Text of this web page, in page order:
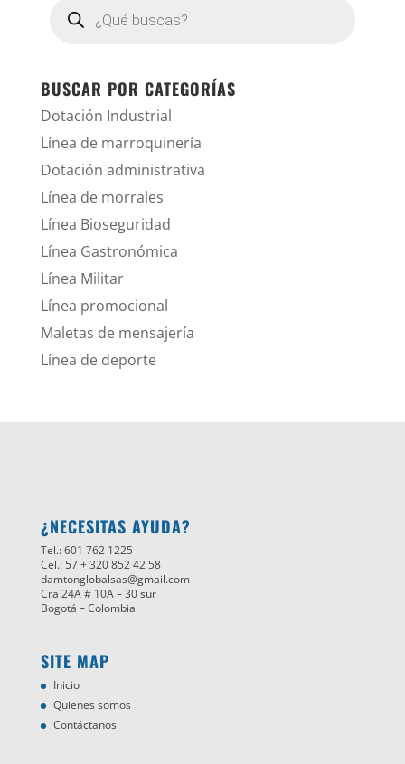
productos
BUSCAR POR CATEGORÍAS
Dotación Industrial
Línea de marroquinería
Dotación administrativa
Línea de morrales
Línea Bioseguridad
Línea Gastronómica
Línea Militar
Línea promocional
Maletas de mensajería
Línea de deporte
¿NECESITAS AYUDA?
Tel.: 601 762 1225
Cel.: 57 + 320 852 42 58
damtonglobalsas@gmail.com
Cra 24A # 10A – 30 sur
Bogotá – Colombia
SITE MAP
Inicio
Quienes somos
Contáctanos